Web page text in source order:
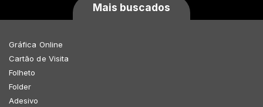
Mais buscados
Gráfica Online
Cartão de Visita
Folheto
Folder
Adesivo